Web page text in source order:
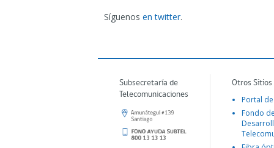
Síguenos en twitter.
Subsecretaría de
Telecomunicaciones
Otros
Portal
Fondo